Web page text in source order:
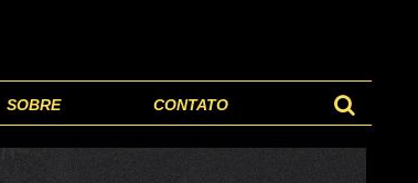
SOBRE CONTATO